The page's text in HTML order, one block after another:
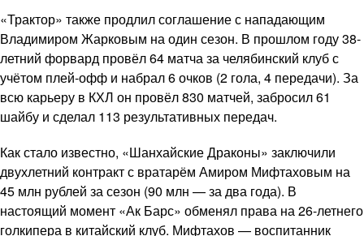
«Трактор» также продлил соглашение с нападающим
Владимиром Жарковым на один сезон. В прошлом году 38-
летний форвард провёл 64 матча за челябинский клуб с
учётом плей-офф и набрал 6 очков (2 гола, 4 передачи). За
всю карьеру в КХЛ он провёл 830 матчей, забросил 61
шайбу и сделал 113 результативных передач.
Как стало известно, «Шанхайские Драконы» заключили
двухлетний контракт с вратарём Амиром Мифтаховым на
45 млн рублей за сезон (90 млн — за два года). В
настоящий момент «Ак Барс» обменял права на 26-летнего
голкипера в китайский клуб. Мифтахов — воспитанник